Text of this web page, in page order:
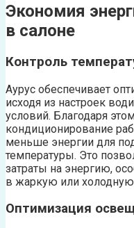
Экономия
в салоне
Контроль
Аурус обеспечивает
исходя из настроек
условий. Благодаря
кондиционирование
меньше энергии для
температуры. Это
затраты на энергию,
в жаркую или холодную
Оптимизация